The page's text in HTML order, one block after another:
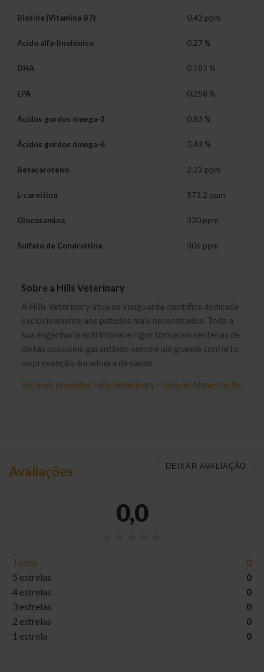
Biotina (Vitamina B7) 0.42 ppm
Ácido alfa-linolénico 0.27 %
DHA 0.182 %
EPA 0.258 %
Ácidos gordos ómega-3 0.83 %
Ácidos gordos ómega-6 3.44 %
Betacaroteno 2.23 ppm
L-carnitina 573.2 ppm
Glucosamina 330 ppm
Sulfato de Condroitina 306 ppm
Sobre a Hills Veterinary
A Hills Veterinary atua na vanguarda científica dedicada
exclusivamente aos patudos mais necessitados. Toda a
sua engenharia nutricional e rigor tornaram centenas de
dietas possíveis garantindo sempre um grande conforto
ou prevenção duradoura da saúde.
Ver mais produtos Hills Veterinary · Guia de Alimentação
Avaliações DEIXAR AVALIAÇÃO
0,0
Todas
0
5 estrelas
0
4 estrelas
0
3 estrelas
0
2 estrelas
0
1 estrela
0